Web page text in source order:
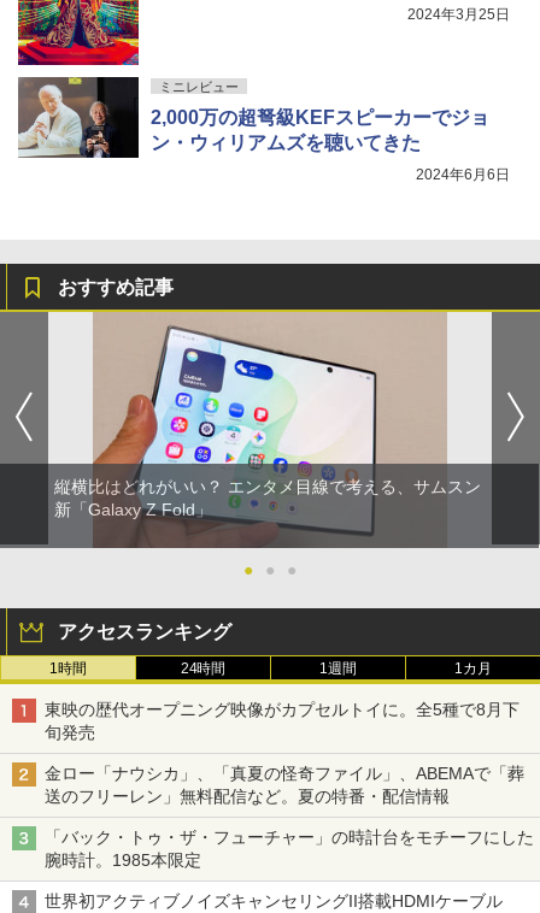
2024年3月25日
ミニレビュー
2,000万の超弩級KEFスピーカーでジョ
ン・ウィリアムズを聴いてきた
2024年6月6日
おすすめ記事
縦横比はどれがいい？ エンタメ目線で考える、サムスン
新「Galaxy Z Fold」
● ● ●
アクセスランキング
1時間 24時間 1週間 1カ月
東映の歴代オープニング映像がカプセルトイに。全5種で8月下
旬発売
金ロー「ナウシカ」、「真夏の怪奇ファイル」、ABEMAで「葬
送のフリーレン」無料配信など。夏の特番・配信情報
「バック・トゥ・ザ・フューチャー」の時計台をモチーフにした
腕時計。1985本限定
世界初アクティブノイズキャンセリングII搭載HDMIケーブル